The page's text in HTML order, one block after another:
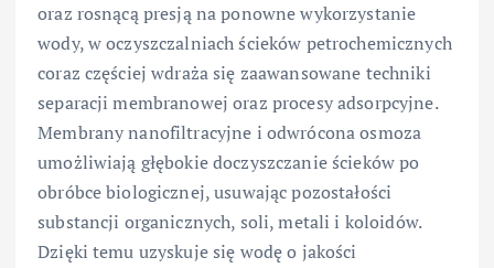
oraz rosnącą presją na ponowne wykorzystanie
wody, w oczyszczalniach ścieków petrochemicznych
coraz częściej wdraża się zaawansowane techniki
separacji membranowej oraz procesy adsorpcyjne.
Membrany nanofiltracyjne i odwrócona osmoza
umożliwiają głębokie doczyszczanie ścieków po
obróbce biologicznej, usuwając pozostałości
substancji organicznych, soli, metali i koloidów.
Dzięki temu uzyskuje się wodę o jakości